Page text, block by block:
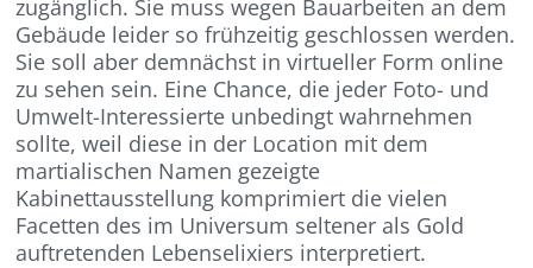
zugänglich. Sie muss wegen Bauarbeiten an dem
Gebäude leider so frühzeitig geschlossen werden.
Sie soll aber demnächst in virtueller Form online
zu sehen sein. Eine Chance, die jeder Foto- und
Umwelt-Interessierte unbedingt wahrnehmen
sollte, weil diese in der Location mit dem
martialischen Namen gezeigte
Kabinettausstellung komprimiert die vielen
Facetten des im Universum seltener als Gold
auftretenden Lebenselixiers interpretiert.